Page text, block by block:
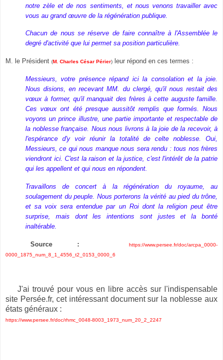
notre zèle et de nos sentiments, et nous venons travailler avec
vous au grand œuvre de la régénération publique.
Chacun de nous se réserve de faire connaître à l'Assemblée le
degré d'activité que lui permet sa position particulière.
M. le Président (M. Charles César Périer) leur répond en ces termes :
Messieurs, votre présence répand ici la consolation et la joie.
Nous disions, en recevant MM. du clergé, qu'il nous restait des
vœux à former, qu'il manquait des frères à cette auguste famille.
Ces vœux ont été presque aussitôt remplis que formés. Nous
voyons un prince illustre, une partie importante et respectable de
la noblesse française. Nous nous livrons à la joie de la recevoir, à
l'espérance d'y voir réunir la totalité de celte noblesse. Oui,
Messieurs, ce qui nous manque nous sera rendu : tous nos frères
viendront ici. C'est la raison et la justice, c'est l'intérêt de la patrie
qui les appellent et qui nous en répondent.
Travaillons de concert à la régénération du royaume, au
soulagement du peuple. Nous porterons la vérité au pied du trône,
et sa voix sera entendue par un Roi dont la religion peut être
surprise, mais dont les intentions sont justes et la bonté
inaltérable.
Source :
https://www.persee.fr/doc/arcpa_0000-
0000_1875_num_8_1_4556_t2_0153_0000_6
J'ai trouvé pour vous en libre accès sur l'indispensable
site Persée.fr, cet intéressant document sur la noblesse aux
états généraux :
https://www.persee.fr/doc/rhmc_0048-8003_1973_num_20_2_2247